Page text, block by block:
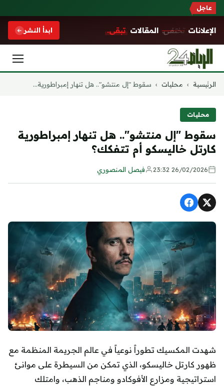
عاجل
الإعلانات تختفي. المقالات تبقى. ابدأ النشر
التجاوز
الرئيسية › محليات › سقوط "إل منتشو".. هل تنهار إمبراطورية...
محليات
سقوط "إل منتشو".. هل تنهار إمبراطورية
كارتل خاليسكو أم تتفكك؟
26/02/2026 23:32 فيصل المنصوري
شهدت المكسيك تطوراً نوعياً في عالم الجريمة المنظمة مع
ظهور كارتل خاليسكو، الذي تمكن من السيطرة على موانئ
استراتيجية ومزارع الأفوكادو ومناجم الذهب، وامتلك